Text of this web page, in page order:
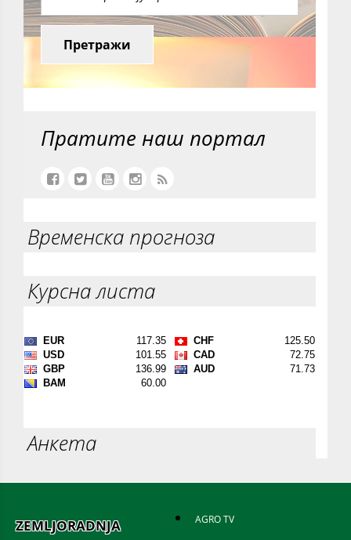
Претражи
Пратите наш портал
Временска прогноза
Курсна листа
Анкета
ZEMLJORADNJA AGRO TV